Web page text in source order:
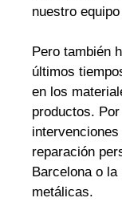
nuestro
Pero también
últimos
en los
productos.
reparación
Barcelona o
metálicas.